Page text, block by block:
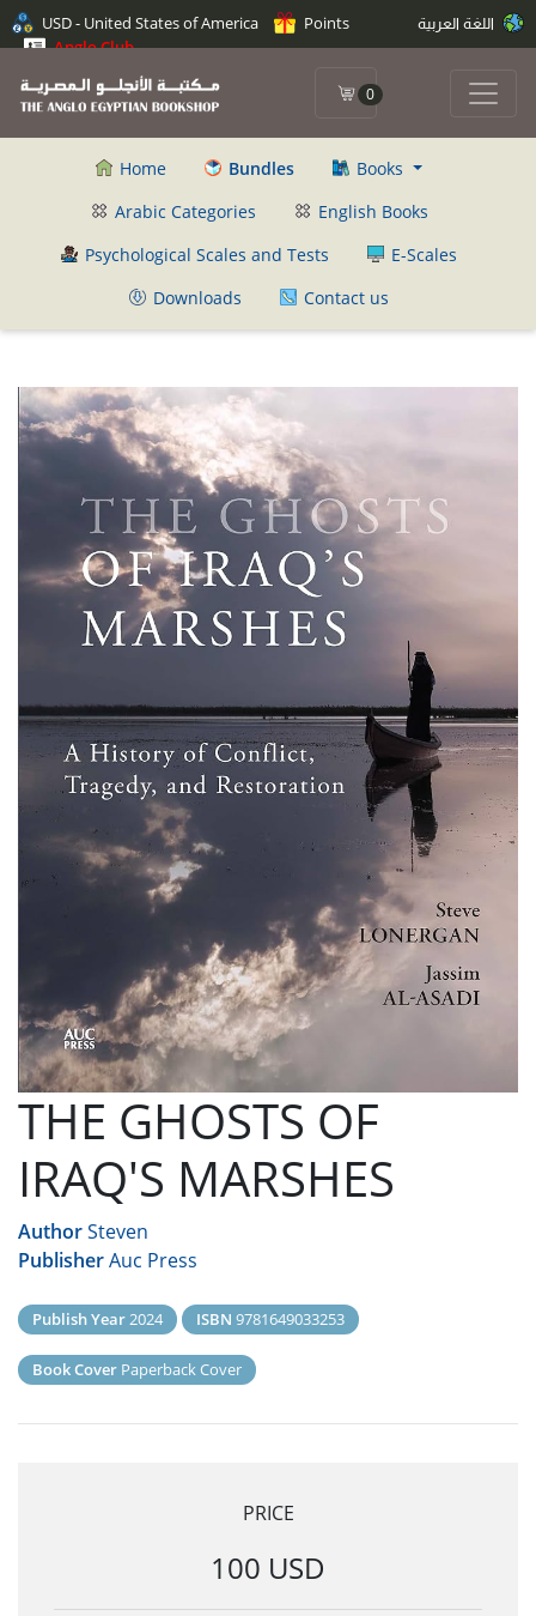
USD - United States of America
Points
Anglo Club
0
Home Bundles
Books
Arabic Categories
English Books
Psychological Scales and Tests
E-Scales
Downloads
Contact us
THE GHOSTS OF
IRAQ'S MARSHES
AuthorSteven
PublisherAuc Press
Publish Year2024 ISBN 9781649033253
Book Cover Paperback Cover
PRICE
100 USD